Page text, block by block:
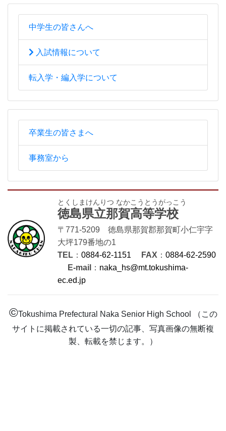
中学生の皆さんへ
入試情報について
転入学・編入学について
卒業生の皆さまへ
事務室から
とくしまけんりつ なかこうとうがっこう
徳島県立那賀高等学校
〒771-5209 徳島県那賀郡那賀町小仁宇字
大坪179番地の1
TEL ： 0884-62-1151 FAX ： 0884-62-2590
E-mail
： naka_hs@mt.tokushima-
ec.ed.jp
©Tokushima Prefectural Naka Senior High School （この
サイトに掲載されている一切の記事、写真画像の無断複
製、転載を禁じます。）